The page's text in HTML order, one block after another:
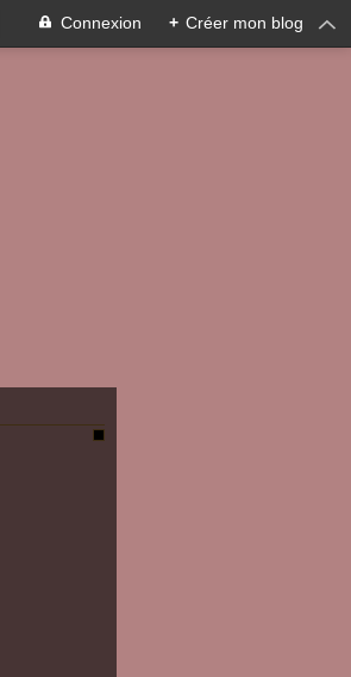
Connexion + Créer mon blog